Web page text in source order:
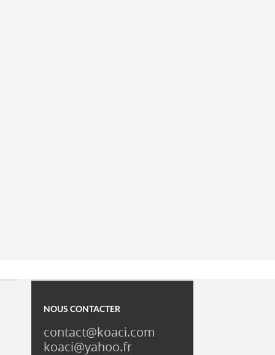
NOUS CONTACTER
contact@koaci.com
koaci@yahoo.fr